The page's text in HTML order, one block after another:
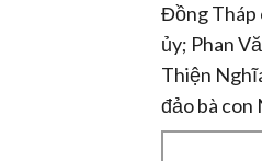
Đồng Tháp
ủy; Phan
Thiện
đảo bà con